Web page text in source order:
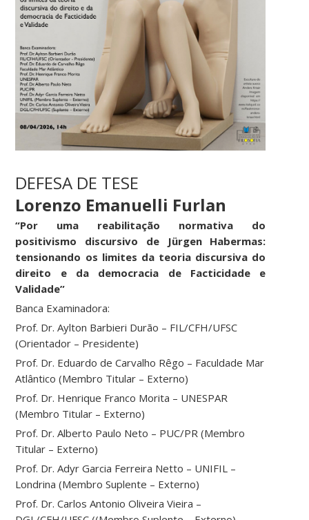
DEFESA DE TESE
Lorenzo Emanuelli Furlan
“Por uma reabilitação normativa do
positivismo discursivo de Jürgen Habermas:
tensionando os limites da teoria discursiva do
direito e da democracia de Facticidade e
Validade”
Banca Examinadora:
Prof. Dr. Aylton Barbieri Durão – FIL/CFH/UFSC
(Orientador – Presidente)
Prof. Dr. Eduardo de Carvalho Rêgo – Faculdade Mar
Atlântico (Membro Titular – Externo)
Prof. Dr. Henrique Franco Morita – UNESPAR
(Membro Titular – Externo)
Prof. Dr. Alberto Paulo Neto – PUC/PR (Membro
Titular – Externo)
Prof. Dr. Adyr Garcia Ferreira Netto – UNIFIL –
Londrina (Membro Suplente – Externo)
Prof. Dr. Carlos Antonio Oliveira Vieira –